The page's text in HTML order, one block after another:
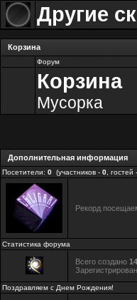
Другие
Корзина
Форум
Корзина
Мусорка
Дополнительная информация
Посетители: 0 (участников - 0 , гостей -
Рекорд
Статистика форума
Всего создано
Поздравляем с Днем Рождения!